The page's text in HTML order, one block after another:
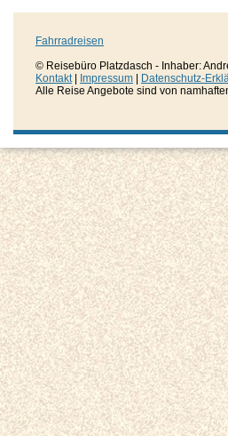
Fahrradreisen
© Reisebüro Platzdasch - Inhaber:
Kontakt| Impressum
Datenschutz-
Alle Reise Angebote sind von